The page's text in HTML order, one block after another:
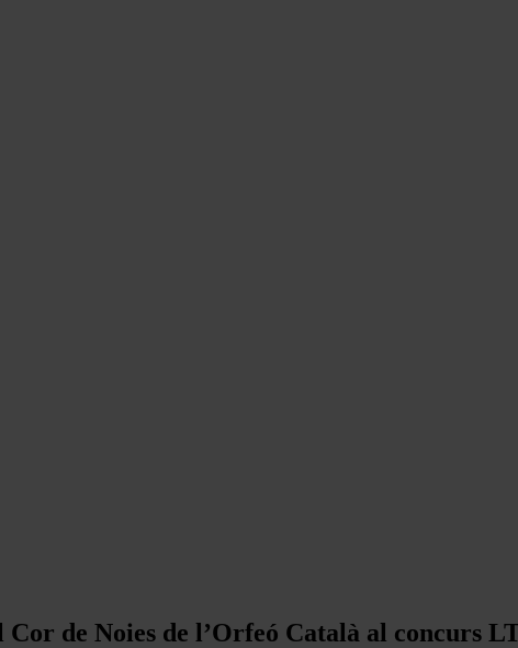
de Noies de l’Orfeó Català al concurs